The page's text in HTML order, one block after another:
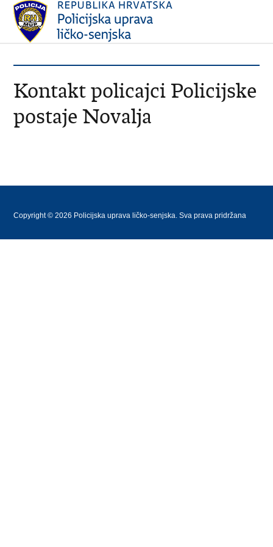
Kontakt policajci Policijske
postaje Novalja
Copyright © 2026 Policijska uprava ličko-senjska. Sva prava pridržana